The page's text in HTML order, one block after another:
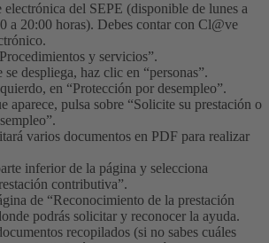
electrónica del SEPE (disponible de lunes a
a 20:00 horas). Debes contar con Cl@ve
y servicios”.
se despliega, haz clic en “personas”.
en “Protección por desempleo”.
aparece, pulsa sobre “Solicite su prestación o
varios documentos en PDF para realizar
inferior de la página y selecciona
contributiva”.
de “Reconocimiento de la prestación
podrás solicitar y reconocer la ayuda.
recopilados (si no sabes cuáles